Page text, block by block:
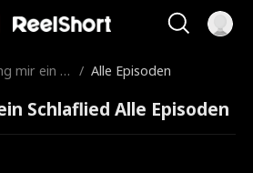
mir ein S
/ Alle Episoden
Schlaflied Alle Episoden